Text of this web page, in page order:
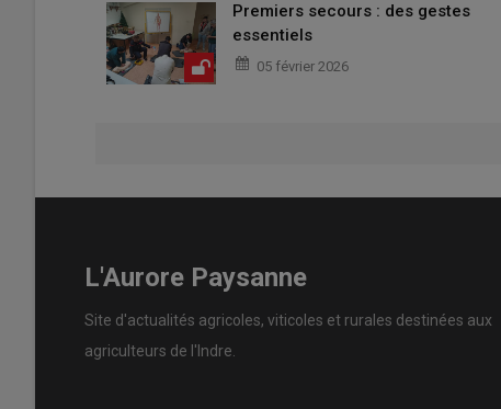
Premiers secours : des gestes
essentiels
05 février 2026
L'Aurore Paysanne
Site d'actualités agricoles, viticoles et rurales destinées aux
agriculteurs de l'Indre.